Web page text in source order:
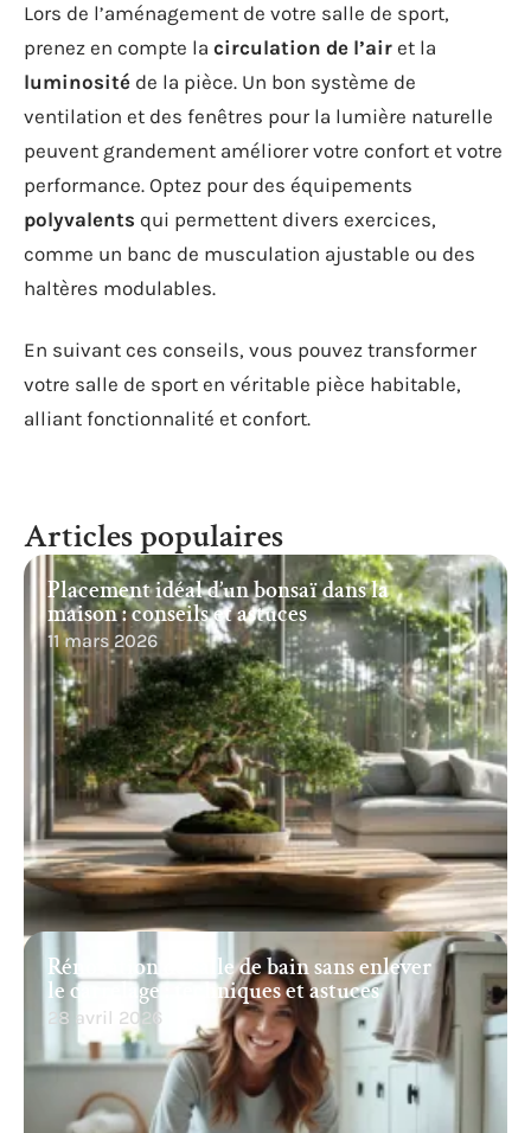
Lors de l’aménagement de votre salle de sport,
prenez en compte la circulation de l’air et la
luminosité de la pièce. Un bon système de
ventilation et des fenêtres pour la lumière naturelle
peuvent grandement améliorer votre confort et votre
performance. Optez pour des équipements
polyvalents qui permettent divers exercices,
comme un banc de musculation ajustable ou des
haltères modulables.
En suivant ces conseils, vous pouvez transformer
votre salle de sport en véritable pièce habitable,
alliant fonctionnalité et confort.
Articles populaires
Placement idéal d’un bonsaï dans la
maison : conseils et astuces
11 mars 2026
Rénovation de salle de bain sans enlever
le carrelage : techniques et astuces
28 avril 2026